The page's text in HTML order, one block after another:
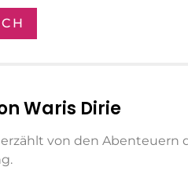
Waris Dirie
von den Abenteuern